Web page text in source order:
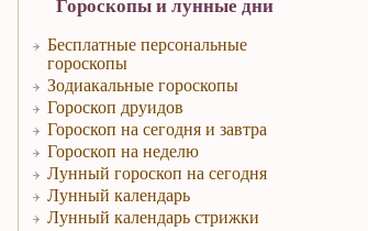
Бесплатные персональные
гороскопы
Зодиакальные гороскопы
Гороскоп друидов
Гороскоп на сегодня и завтра
Гороскоп на неделю
Лунный гороскоп на сегодня
Лунный календарь
Лунный календарь стрижки